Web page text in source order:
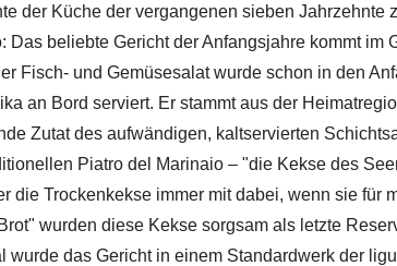
der Küche der vergangenen sieben Jahrzehnte
Das beliebte Gericht der Anfangsjahre kommt im
Fisch- und Gemüsesalat wurde schon in den
an Bord serviert. Er stammt aus der
Zutat des aufwändigen, kaltservierten
Piatro del Marinaio – "die Kekse des
die Trockenkekse immer mit dabei, wenn sie für
wurden diese Kekse sorgsam als letzte
wurde das Gericht in einem Standardwerk der